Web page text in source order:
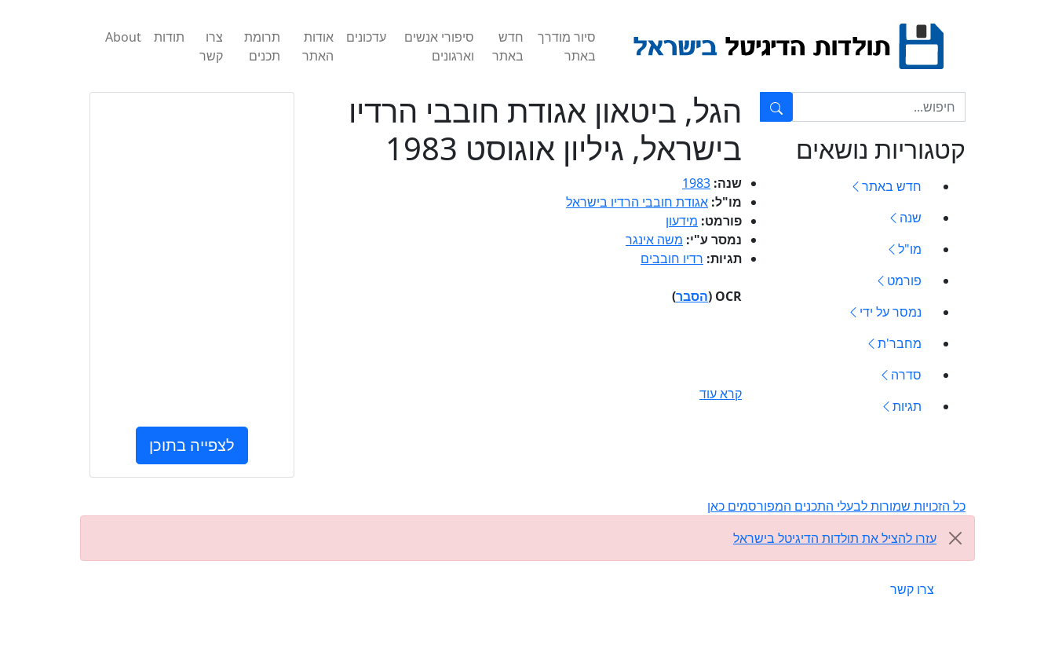
סיור מודרך
באתר
חדש
באתר
סיפורי אנשים
וארגונים
עדכונים
אודות
האתר
תרומת
תכנים
צרו
קשר
תודות About
טקסט חופשי...
קטגוריות נושאים
חדש באתר
שנה
מו"ל
פורמט
נמסר על ידי
מחבר'ת
סדרה
תגיות
הגל, ביטאון אגודת חובבי הרדיו
בישראל, גיליון אוגוסט 1983
שנה: 1983
מו"ל: אגודת חובבי הרדיו בישראל
פורמט: מידעון
נמסר ע"י: משה אינגר
תגיות: רדיו חובבים
OCR ( הסבר)
קרא עוד
לצפייה בתוכן
כל הזכויות שמורות לבעלי התכנים המפורסמים כאן
​עזרו להציל את תולדות הדיגיטל בישראל
צרו קשר